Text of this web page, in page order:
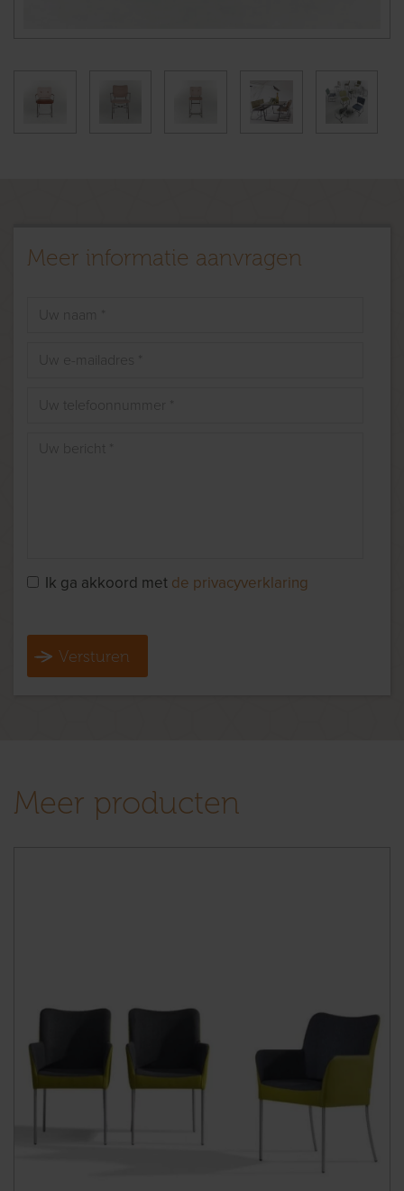
Meer informatie aanvragen
Ik ga akkoord met de privacyverklaring
Versturen
Meer producten